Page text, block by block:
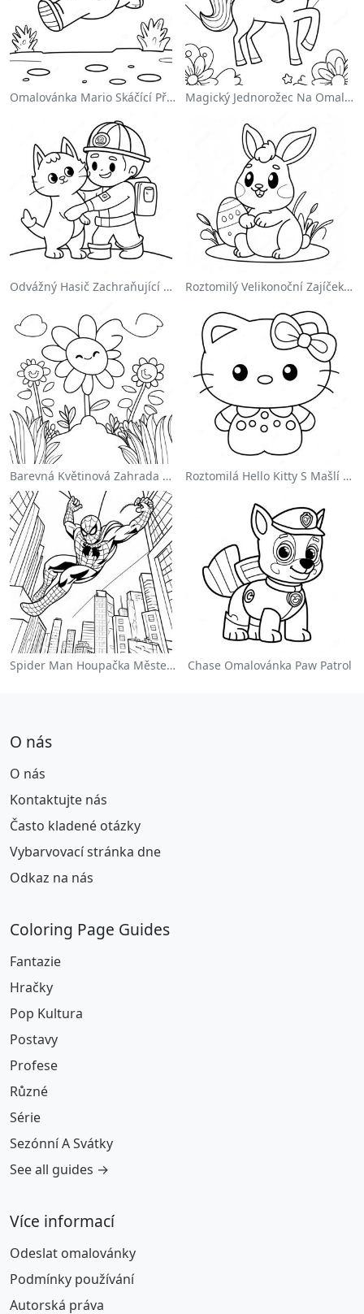
Omalovánka Mario Skáčící Přes Goombas Magický Jednorožec Na Omalovánce S Duhou
Odvážný Hasič Zachraňující Kočku Omalovánka Roztomilý Velikonoční Zajíček Na Omalovánce
Barevná Květinová Zahrada Na Omalovánce Roztomilá Hello Kitty S Mašlí Omalovánka
Spider Man Houpačka Městem Omalovánka Chase Omalovánka Paw Patrol
O nás
O nás
Kontaktujte nás
Často kladené otázky
Vybarvovací stránka dne
Odkaz na nás
Coloring Page Guides
Fantazie
Hračky
Pop Kultura
Postavy
Profese
Různé
Série
Sezónní A Svátky
See all guides →
Více informací
Odeslat omalovánky
Podmínky používání
Autorská práva